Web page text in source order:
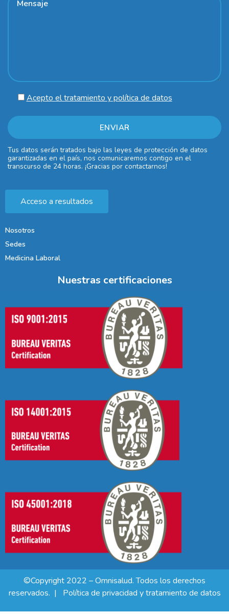
Acepto el tratamiento y política de datos
Tus datos serán tratados bajo las leyes de protección de datos
garantizadas en el país, nos comunicaremos contigo en el
transcurso de 24 horas. ¡Gracias por contactarnos!
Acceso a resultados
Nosotros
Sedes
Medicina Laboral
Nuestras certificaciones
©Copyright 2022 – Omnisalud. Todos los derechos
reservados. |
Política de privacidad y tratamiento de datos